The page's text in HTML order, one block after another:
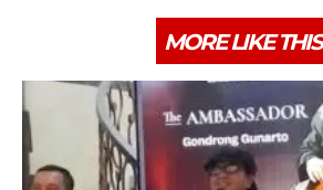
MORE LIKE THIS